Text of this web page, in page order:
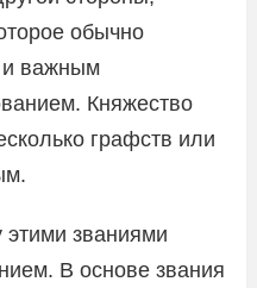
обычно
и важным
Княжество
графств или
званиями
В основе звания